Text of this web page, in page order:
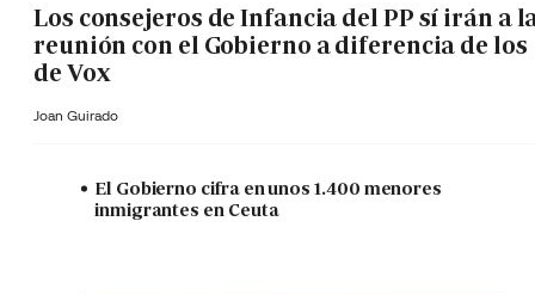
Los consejeros de Infancia del PP sí irán a
reunión con el Gobierno a diferencia de los
de Vox
Joan Guirado
El Gobierno cifra en unos 1.400 menores
inmigrantes en Ceuta